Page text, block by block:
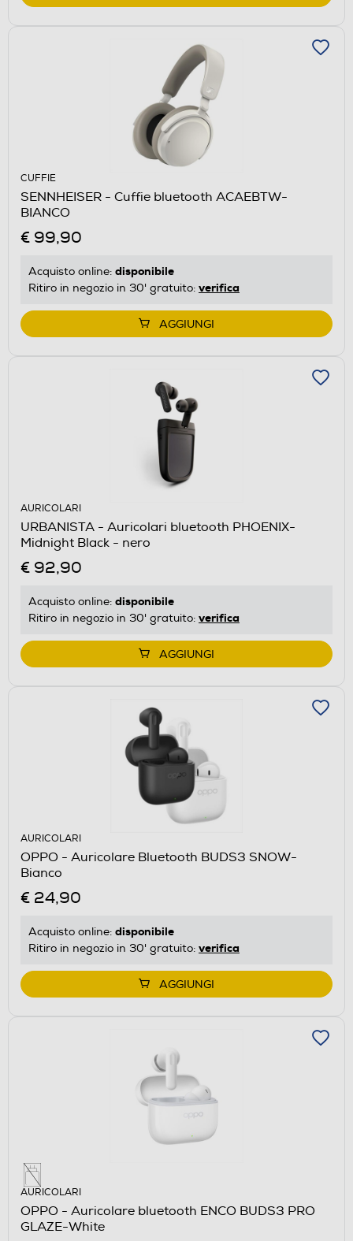
CUFFIE
SENNHEISER - Cuffie bluetooth ACAEBTW-
BIANCO
€ 99,90
Acquisto online: disponibile
Ritiro in negozio in 30' gratuito: verifica
AGGIUNGI
AURICOLARI
URBANISTA - Auricolari bluetooth PHOENIX-
Midnight Black - nero
€ 92,90
Acquisto online: disponibile
Ritiro in negozio in 30' gratuito: verifica
AGGIUNGI
AURICOLARI
OPPO - Auricolare Bluetooth BUDS3 SNOW-
Bianco
€ 24,90
Acquisto online: disponibile
Ritiro in negozio in 30' gratuito: verifica
AGGIUNGI
AURICOLARI
OPPO - Auricolare bluetooth ENCO BUDS3 PRO
GLAZE-White